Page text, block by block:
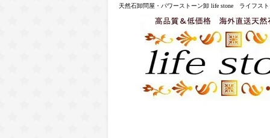
天然石卸問屋・パワーストーン卸 life stone ライフス